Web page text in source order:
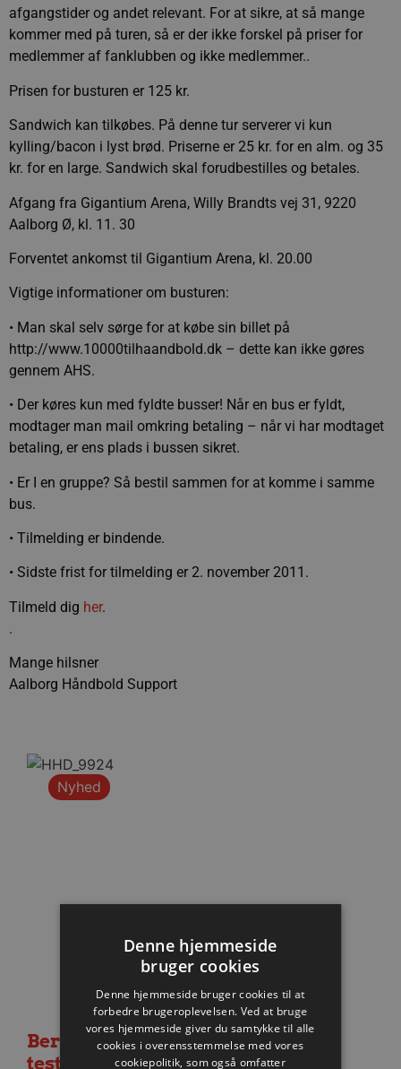
afgangstider og andet relevant. For at sikre, at så mange
kommer med på turen, så er der ikke forskel på priser for
medlemmer af fanklubben og ikke medlemmer..
Prisen for busturen er 125 kr.
Sandwich kan tilkøbes. På denne tur serverer vi kun
kylling/bacon i lyst brød. Priserne er 25 kr. for en alm. og 35
kr. for en large. Sandwich skal forudbestilles og betales.
Afgang fra Gigantium Arena, Willy Brandts vej 31, 9220
Aalborg Ø, kl. 11. 30
Forventet ankomst til Gigantium Arena, kl. 20.00
Vigtige informationer om busturen:
• Man skal selv sørge for at købe sin billet på
http://www.10000tilhaandbold.dk – dette kan ikke gøres
gennem AHS.
• Der køres kun med fyldte busser! Når en bus er fyldt,
modtager man mail omkring betaling – når vi har modtaget
betaling, er ens plads i bussen sikret.
• Er I en gruppe? Så bestil sammen for at komme i samme
bus.
• Tilmelding er bindende.
• Sidste frist for tilmelding er 2. november 2011.
Tilmeld dig her.
.
Mange hilsner
Aalborg Håndbold Support
Nyhed
Berlin besejret i medrivende
testkamp
Denne hjemmeside
bruger cookies
Denne hjemmeside bruger cookies til at
forbedre brugeroplevelsen. Ved at bruge
vores hjemmeside giver du samtykke til alle
cookies i overensstemmelse med vores
cookiepolitik, som også omfatter